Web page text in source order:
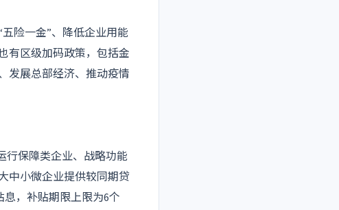
险一金”、降低企业用能
有区级加码政策，包括金
发展总部经济、推动疫情
行保障类企业、战略功能
中小微企业提供较同期贷
，补贴期限上限为6个